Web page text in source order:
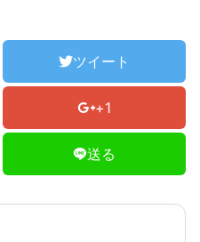
ツイート
+1
送る